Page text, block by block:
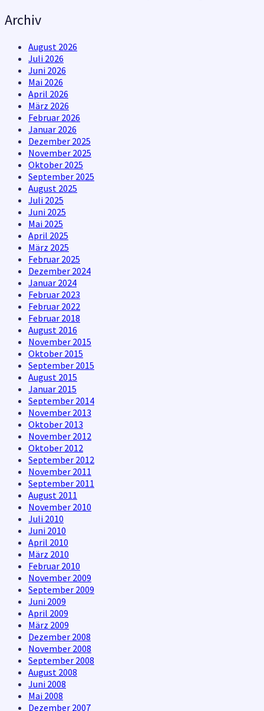
Archiv
August 2026
Juli 2026
Juni 2026
Mai 2026
April 2026
März 2026
Februar 2026
Januar 2026
Dezember 2025
November 2025
Oktober 2025
September 2025
August 2025
Juli 2025
Juni 2025
Mai 2025
April 2025
März 2025
Februar 2025
Dezember 2024
Januar 2024
Februar 2023
Februar 2022
Februar 2018
August 2016
November 2015
Oktober 2015
September 2015
August 2015
Januar 2015
September 2014
November 2013
Oktober 2013
November 2012
Oktober 2012
September 2012
November 2011
September 2011
August 2011
November 2010
Juli 2010
Juni 2010
April 2010
März 2010
Februar 2010
November 2009
September 2009
Juni 2009
April 2009
März 2009
Dezember 2008
November 2008
September 2008
August 2008
Juni 2008
Mai 2008
Dezember 2007